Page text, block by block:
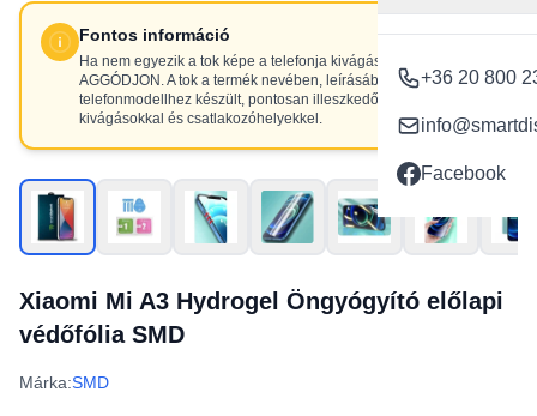
+36 20 800
Facebook
Fontos információ
Ha nem egyezik a tok képe a telefonja kivágásaival, NE
AGGÓDJON. A tok a termék nevében, leírásában szereplő
telefonmodellhez készült, pontosan illeszkedő
kivágásokkal és csatlakozóhelyekkel.
Xiaomi Mi A3 Hydrogel Öngyógyító előlapi
védőfólia SMD
Márka:SMD